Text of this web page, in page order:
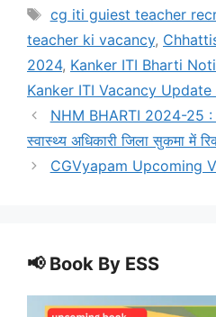
Tags
cg iti guiest teacher
teacher ki vacancy,
2024, Kanker ITI Bharti
Kanker ITI Vacancy
NHM BHARTI 2024-25 :
स्वास्थ्य अधिकारी जिला सुकमा में
CGVyapam Upcoming
📢 Book By ESS